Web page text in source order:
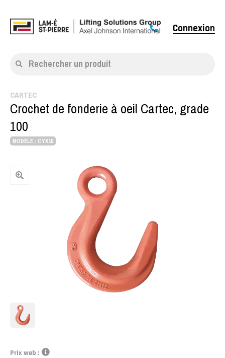
Rechercher un produit
Connexion
CARTEC
Crochet de fonderie à oeil Cartec, grade
100
MODÈLE : CYX10
Prix web :